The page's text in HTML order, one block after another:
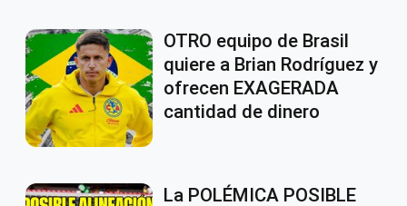
OTRO equipo de Brasil
quiere a Brian Rodríguez y
ofrecen EXAGERADA
cantidad de dinero
La POLÉMICA POSIBLE